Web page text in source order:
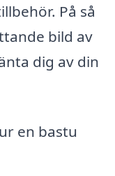
På så
bild av
dig av din
en bastu